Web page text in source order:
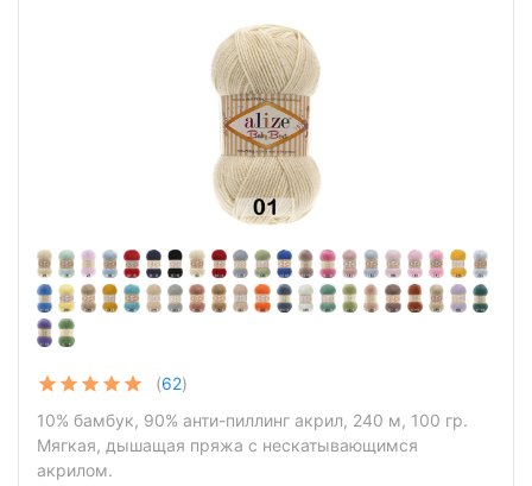
(62)
10% бамбук, 90% анти-пиллинг акрил, 240 м, 100 гр.
Мягкая, дышащая пряжа с нескатывающимся
акрилом.